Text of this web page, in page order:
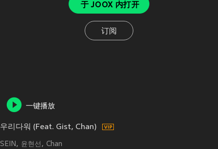
于 JOOX 内打开
订阅
一键播放
우리다워 (Feat. Gist, Chan)
SEIN 윤현선 Chan